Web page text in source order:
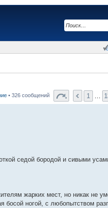
• 326 сообщений 1
седой бородой и сивыми
жарких мест, но никак не
босой ногой, с любопытством